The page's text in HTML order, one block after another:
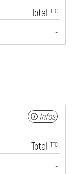
Total TTC
-
Infos
Total TTC
-